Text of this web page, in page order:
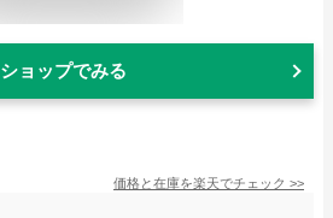
ショップでみる
価格と在庫を楽天でチェック >>